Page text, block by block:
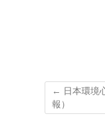
← 日本環境
報）